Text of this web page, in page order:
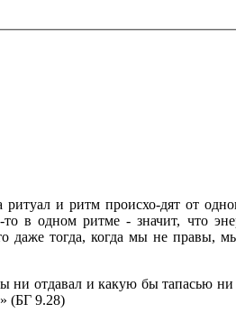
и ритм происхо-дят от
в одном ритме - значит, что
даже тогда, когда мы не правы,
отдавал и какую бы тапасью
(БГ 9.28)